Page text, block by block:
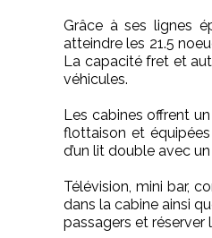
Grâce à ses lignes
atteindre les 21.5
La capacité fret et
véhicules.
Les cabines offrent
flottaison et
d’un lit double avec
Télévision, mini bar,
dans la cabine ainsi
passagers et réserver